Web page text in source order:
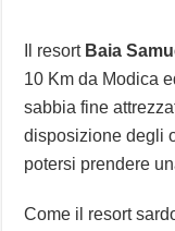
Il resort Baia
10 Km da Modica
sabbia fine
disposizione degli
potersi prendere
Come il resort